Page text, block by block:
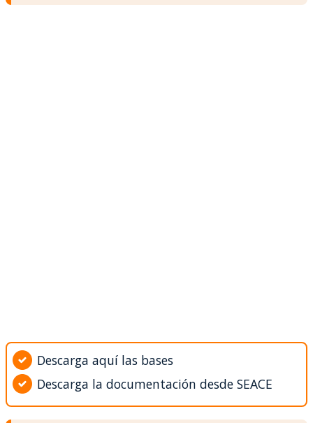
Descarga aquí las bases
Descarga la documentación desde SEACE